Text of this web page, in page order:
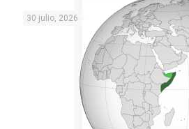
30 julio, 2026